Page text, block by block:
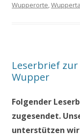
Wupperorte,
Leserbrief
Wupper
Folgender
zugesendet.
unterstützen wir